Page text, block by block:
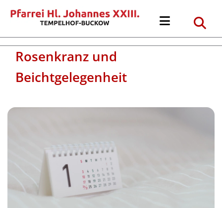
Rosenkranz und
Beichtgelegenheit